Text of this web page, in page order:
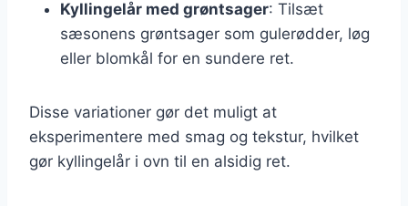
Kyllingelår med grøntsager: Tilsæt
sæsonens grøntsager som gulerødder, løg
eller blomkål for en sundere ret.
Disse variationer gør det muligt at
eksperimentere med smag og tekstur, hvilket
gør kyllingelår i ovn til en alsidig ret.